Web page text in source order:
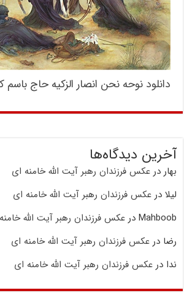
دانلود نوحه نحن انصار الزکیه حاج باسم
آخرین دیدگاه‌ها
بهار درعکس فرزندان رهبر آیت الله خامنه ای
لیلا درعکس فرزندان رهبر آیت الله خامنه ای
Mahboob درعکس فرزندان رهبر آیت الله
رضا درعکس فرزندان رهبر آیت الله خامنه ای
ندا درعکس فرزندان رهبر آیت الله خامنه ای